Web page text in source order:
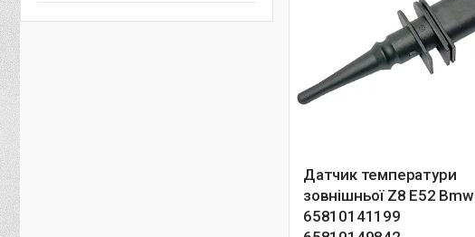
Датчик температури
зовнішньої Z8 E52 Bmw
65810141199